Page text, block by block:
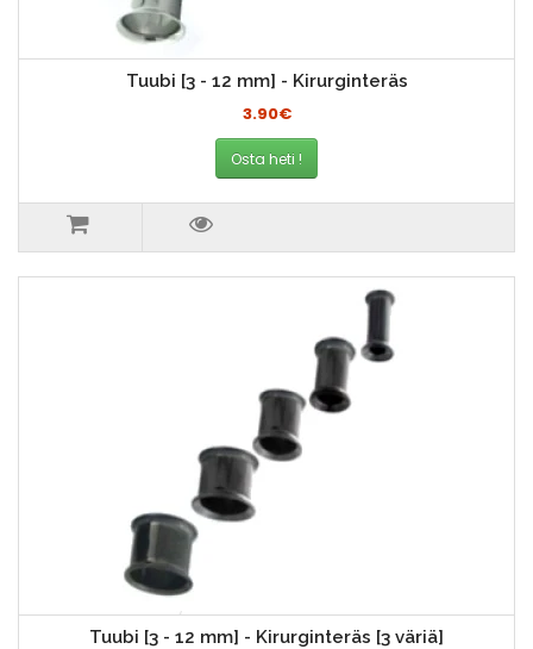
Tuubi [3 - 12 mm] - Kirurginteräs
3.90€
Osta heti !
Tuubi [3 - 12 mm] - Kirurginteräs [3 väriä]